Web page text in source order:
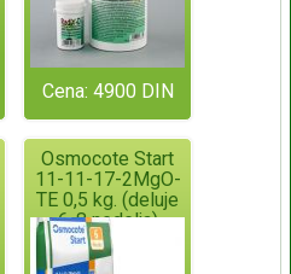
Cena: 4900 DIN
Osmocote Start
11-11-17-2MgO-
TE 0,5 kg. (deluje
6-8 nedelja)